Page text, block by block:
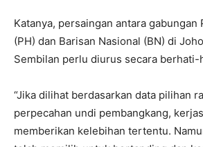
Katanya, persaingan antara gabungan
(PH) dan Barisan Nasional (BN) di
Sembilan perlu diurus secara berhati-
“Jika dilihat berdasarkan data pilihan
perpecahan undi pembangkang,
memberikan kelebihan tertentu.